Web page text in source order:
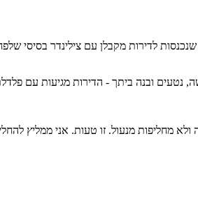
נטעים ובנה ביתך - הדירות מגיעות עם
מחליפות מנעול. זו טעות. אני ממליץ